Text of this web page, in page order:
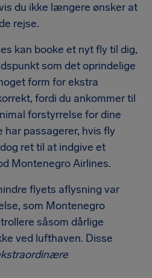
du ikke længere ønsker at
rejse.
kan booke et nyt fly til dig,
som det oprindelige
form for ekstra
fordi du ankommer til
forstyrrelse for dine
passagerer, hvis fly
ret til at indgive et
Montenegro Airlines.
flyets aflysning var
som Montenegro
såsom dårlige
ved lufthaven. Disse